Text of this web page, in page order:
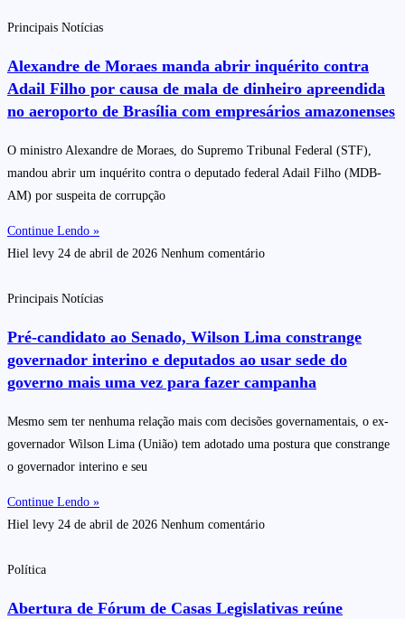
Principais Notícias
Alexandre de Moraes manda abrir inquérito contra
Adail Filho por causa de mala de dinheiro apreendida
no aeroporto de Brasília com empresários amazonenses
O ministro Alexandre de Moraes, do Supremo Tribunal Federal (STF),
mandou abrir um inquérito contra o deputado federal Adail Filho (MDB-
AM) por suspeita de corrupção
Continue Lendo »
Hiel levy 24 de abril de 2026 Nenhum comentário
Principais Notícias
Pré-candidato ao Senado, Wilson Lima constrange
governador interino e deputados ao usar sede do
governo mais uma vez para fazer campanha
Mesmo sem ter nenhuma relação mais com decisões governamentais, o ex-
governador Wilson Lima (União) tem adotado uma postura que constrange
o governador interino e seu
Continue Lendo »
Hiel levy 24 de abril de 2026 Nenhum comentário
Política
Abertura de Fórum de Casas Legislativas reúne